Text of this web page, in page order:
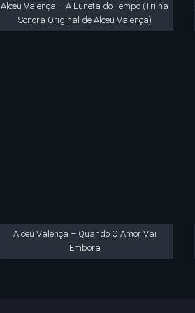
Alceu Valença – A Luneta do Tempo (Trilha
Sonora Original de Alceu Valença)
Alceu Valença – Quando O Amor Vai
Embora